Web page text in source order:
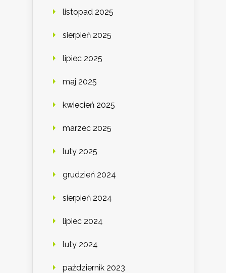
listopad 2025
sierpień 2025
lipiec 2025
maj 2025
kwiecień 2025
marzec 2025
luty 2025
grudzień 2024
sierpień 2024
lipiec 2024
luty 2024
październik 2023